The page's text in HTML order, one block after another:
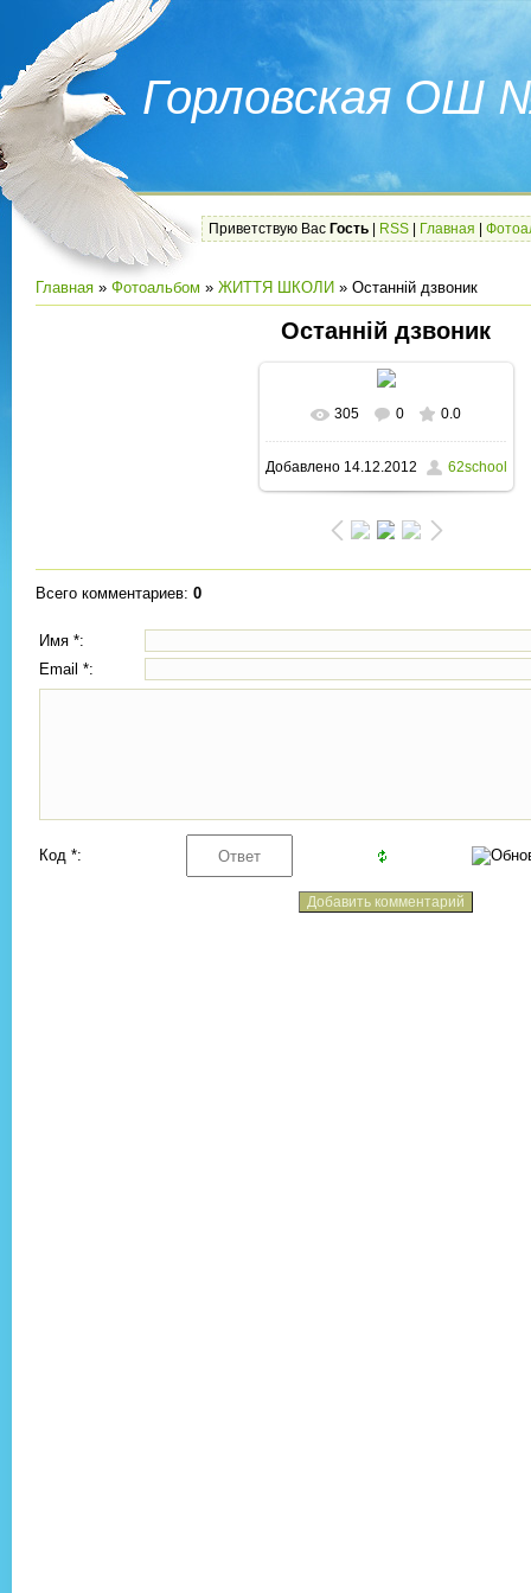
Горловская ОШ
Приветствую Вас Гость RSS Главная
Главная » Фотоальбом » ЖИТТЯ ШКОЛИ » Останній дзвоник
Останній дзвоник
В реальном размере
1600x1200/ 258.0Kb
305 0 0.0
Добавлено14.12.2012 62school
Всего комментариев: 0
Имя *:
Email *:
Код *: